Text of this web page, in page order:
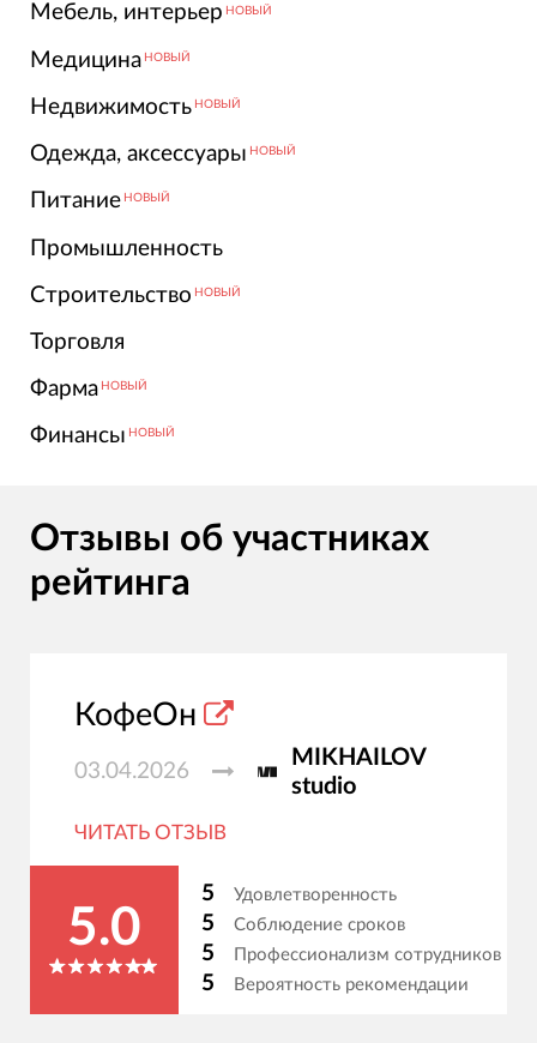
Мебель, интерьер НОВЫЙ
Медицина НОВЫЙ
Недвижимость НОВЫЙ
Одежда, аксессуары НОВЫЙ
Питание НОВЫЙ
Промышленность
Строительство НОВЫЙ
Торговля
Фарма НОВЫЙ
Финансы НОВЫЙ
Отзывы об участниках
рейтинга
КофеОн
03.04.2026
MIKHAILOV
studio
ЧИТАТЬ ОТЗЫВ
5.0
5 Удовлетворенность
5 Соблюдение сроков
5 Профессионализм сотрудников
5 Вероятность рекомендации